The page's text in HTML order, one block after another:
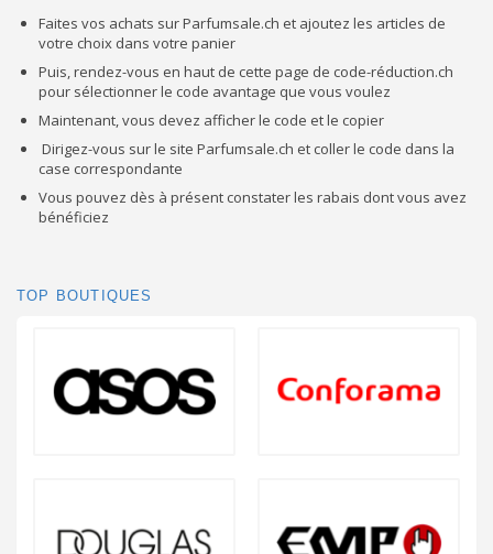
Faites vos achats sur Parfumsale.ch et ajoutez les articles de
votre choix dans votre panier
Puis, rendez-vous en haut de cette page de code-réduction.ch
pour sélectionner le code avantage que vous voulez
Maintenant, vous devez afficher le code et le copier
Dirigez-vous sur le site Parfumsale.ch et coller le code dans la
case correspondante
Vous pouvez dès à présent constater les rabais dont vous avez
bénéficiez
TOP BOUTIQUES